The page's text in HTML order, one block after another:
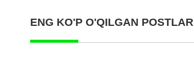
ENG KO'P O'QILGAN POSTLAR